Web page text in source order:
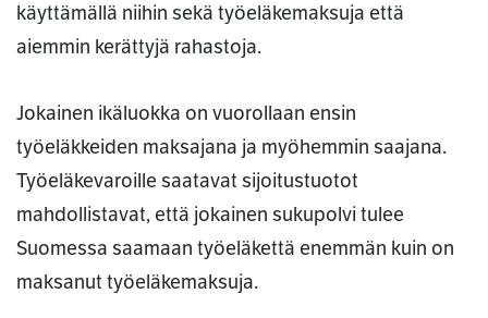
käyttämällä niihin sekä työeläkemaksuja että
aiemmin kerättyjä rahastoja.
Jokainen ikäluokka on vuorollaan ensin
työeläkkeiden maksajana ja myöhemmin saajana.
Työeläkevaroille saatavat sijoitustuotot
mahdollistavat, että jokainen sukupolvi tulee
Suomessa saamaan työeläkettä enemmän kuin on
maksanut työeläkemaksuja.